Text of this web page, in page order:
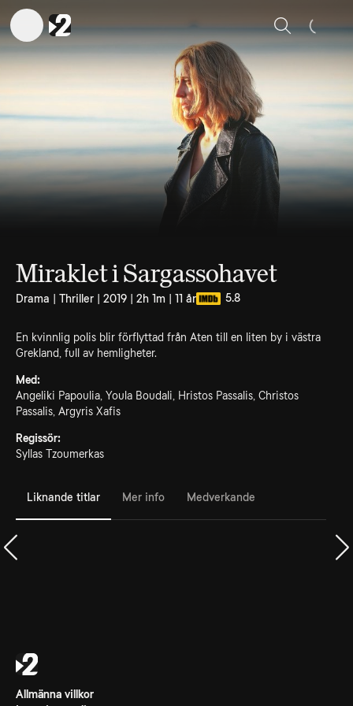
Sök
Miraklet i Sargassohavet
Drama | Thriller | 2019 | 2h 1m | 11 år 5.8
En kvinnlig polis blir förflyttad från Aten till en liten by i västra
Grekland, full av hemligheter.
Med:
Angeliki Papoulia, Youla Boudali, Hristos Passalis, Christos
Passalis, Argyris Xafis
Regissör:
Syllas Tzoumerkas
Liknande titlar Mer info Medverkande
Allmänna villkor